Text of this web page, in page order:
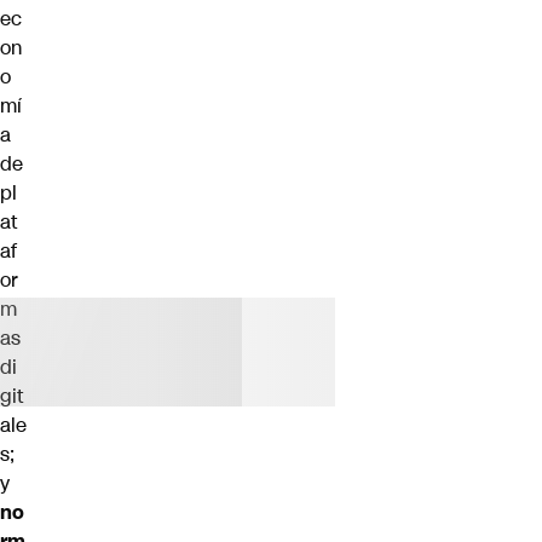
ec
on
o
mí
a
de
pl
at
af
or
m
as
di
git
ale
s;
y
no